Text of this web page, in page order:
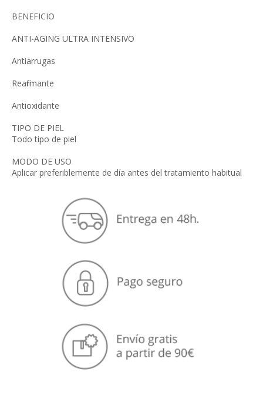
BENEFICIO
ANTI-AGING ULTRA INTENSIVO
Antiarrugas
Reafirmante
Antioxidante
TIPO DE PIEL
Todo tipo de piel
MODO DE USO
Aplicar preferiblemente de día antes del tratamiento habitual